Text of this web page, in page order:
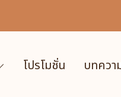
โปรโมชั่น บทควา